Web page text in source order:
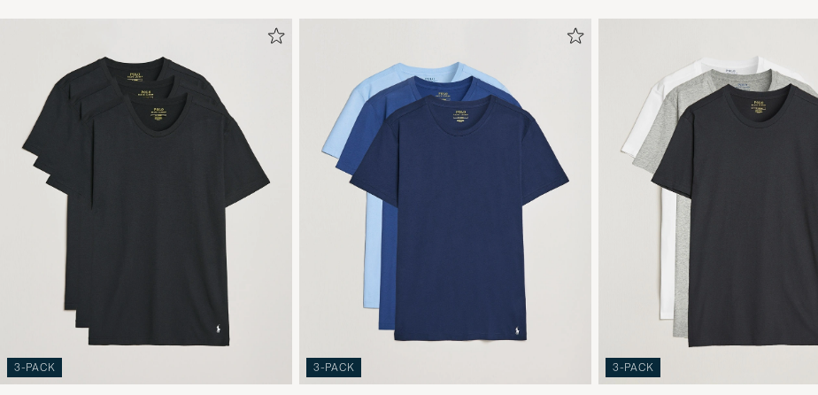
3-PACK 3-PACK 3-PACK